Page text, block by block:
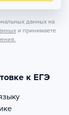
данных на
и принимаете
к ЕГЭ